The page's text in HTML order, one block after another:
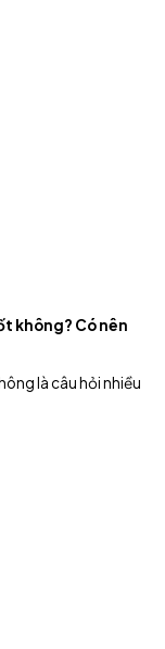
không? Có nên
là câu hỏi nhiều